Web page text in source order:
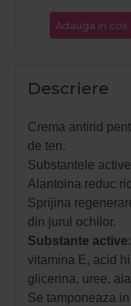
Adauga in cos
Descriere
Crema antirid
de ten.
Substantele
Alantoina reduc
Sprijina
din jurul ochilor.
Substante active
vitamina E, acid
glicerina, uree,
Se tamponeaza